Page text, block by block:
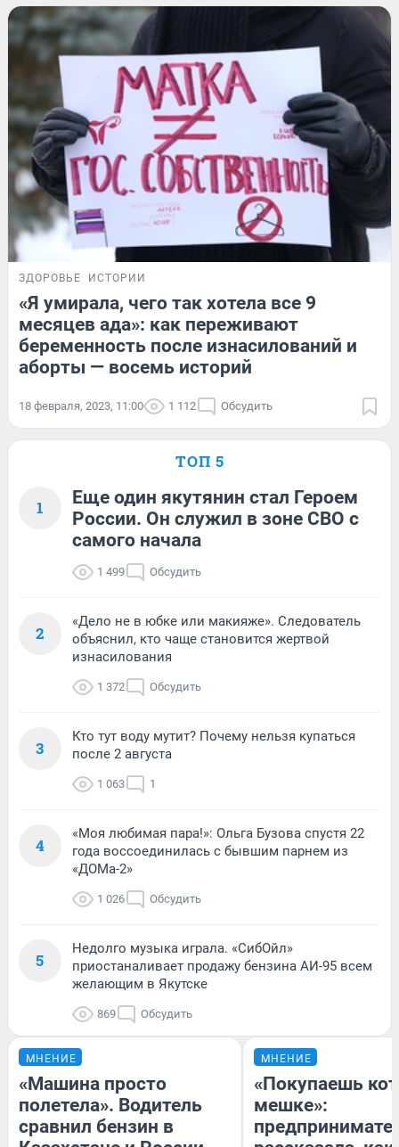
ЗДОРОВЬЕ ИСТОРИИ
«Я умирала, чего так хотела все 9
месяцев ада»: как переживают
беременность после изнасилований и
аборты — восемь историй
18 февраля, 2023, 11:00 1 112 Обсудить
ТОП 5
1
Еще один якутянин стал Героем
России. Он служил в зоне СВО с
самого начала
1 499 Обсудить
2
«Дело не в юбке или макияже». Следователь
объяснил, кто чаще становится жертвой
изнасилования
1 372 Обсудить
3
Кто тут воду мутит? Почему нельзя купаться
после 2 августа
1 063 1
4
«Моя любимая пара!»: Ольга Бузова спустя 22
года воссоединилась с бывшим парнем из
«ДОМа-2»
1 026 Обсудить
5
Недолго музыка играла. «СибОйл»
приостаналивает продажу бензина АИ-95 всем
желающим в Якутске
869 Обсудить
МНЕНИЕ
«Машина просто
полетела». Водитель
сравнил бензин в
МНЕНИЕ
«Покупаешь
мешке»: